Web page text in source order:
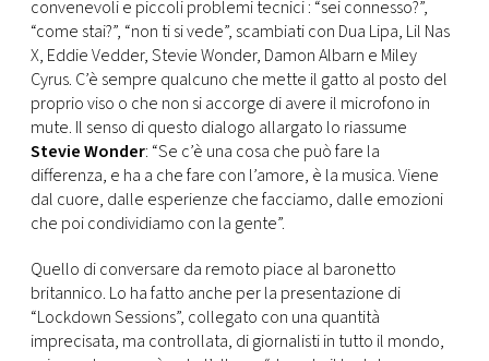
CONSIGLIA
convenevoli e piccoli problemi tecnici : “sei connesso?”,
“come stai?”, “non ti si vede”, scambiati con Dua Lipa, Lil Nas
X, Eddie Vedder, Stevie Wonder, Damon Albarn e Miley
Cyrus. C’è sempre qualcuno che mette il gatto al posto del
proprio viso o che non si accorge di avere il microfono in
mute. Il senso di questo dialogo allargato lo riassume
Stevie Wonder: “Se c’è una cosa che può fare la
differenza, e ha a che fare con l’amore, è la musica. Viene
dal cuore, dalle esperienze che facciamo, dalle emozioni
che poi condividiamo con la gente”.
Quello di conversare da remoto piace al baronetto
britannico. Lo ha fatto anche per la presentazione di
“Lockdown Sessions”, collegato con una quantità
imprecisata, ma controllata, di giornalisti in tutto il mondo,